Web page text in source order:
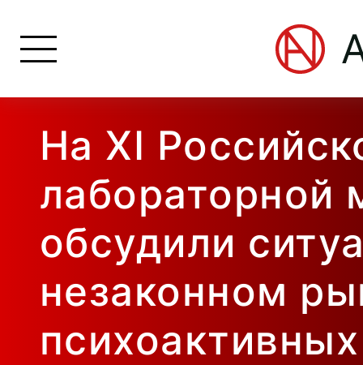
На XI
лабораторной
обсудили
незаконном